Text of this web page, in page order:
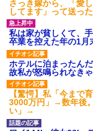
さっき嫁から、「愛
してます」って送っ
私は家が貧しくて、
卒業を控えた年の1月
ホテルに泊まったん
故私が怒鳴られなき
【驚愕】私「今まで
3000万円」→数年後
い」→